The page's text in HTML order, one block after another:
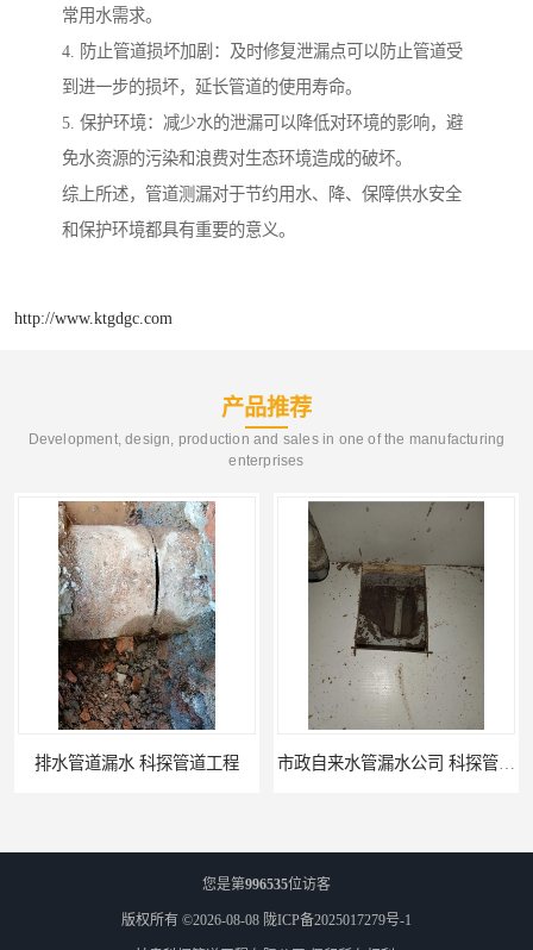
常用水需求。
4. 防止管道损坏加剧：及时修复泄漏点可以防止管道受
到进一步的损坏，延长管道的使用寿命。
5. 保护环境：减少水的泄漏可以降低对环境的影响，避
免水资源的污染和浪费对生态环境造成的破坏。
综上所述，管道测漏对于节约用水、降、保障供水安全
和保护环境都具有重要的意义。
http://www.ktgdgc.com
产品推荐
Development, design, production and sales in one of the manufacturing
enterprises
水管道漏水 科探管道工程 市政自来水管漏水公司 科探管道工程
您是第996535位访客
版权所有 ©2026-08-08 陇ICP备2025017279号-1